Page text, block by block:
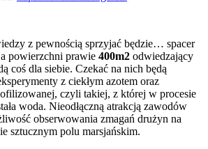
z pewnością sprzyjać będzie… spacer
powierzchni prawie 400m2 odwiedzający
coś dla siebie. Czekać na nich będą
z ciekłym azotem oraz
czyli takiej, z której w procesie
woda. Nieodłączną atrakcją zawodów
obserwowania zmagań drużyn na
sztucznym polu marsjańskim.